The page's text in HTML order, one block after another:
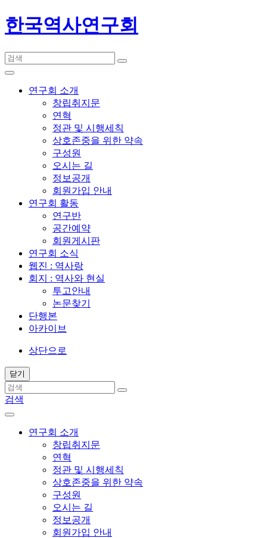
한국역사연구회
연구회 소개
창립취지문
연혁
정관 및 시행세칙
상호존중을 위한 약속
구성원
오시는 길
정보공개
회원가입 안내
연구회 활동
연구반
공간예약
회원게시판
연구회 소식
웹진 : 역사랑
회지 : 역사와 현실
투고안내
논문찾기
단행본
아카이브
상단으로
닫기
검색
연구회 소개
창립취지문
연혁
정관 및 시행세칙
상호존중을 위한 약속
구성원
오시는 길
정보공개
회원가입 안내